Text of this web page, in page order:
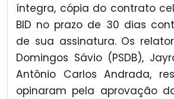
íntegra, cópia do contrato
BID no prazo de 30 dias
de sua assinatura. Os
Domingos Sávio (PSDB),
Antônio Carlos Andrada,
opinaram pela aprovação